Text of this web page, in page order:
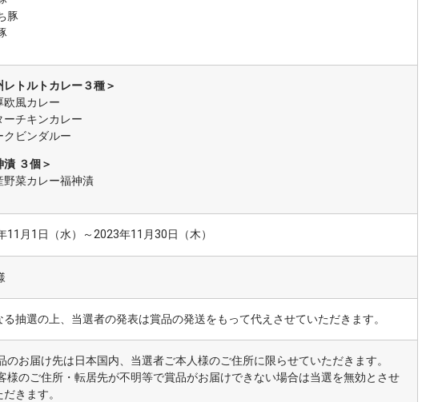
豚
レトルトカレー３種＞
欧風カレー
ーチキンカレー
クビンダルー
漬 ３個＞
野菜カレー福神漬
11 月 1 日（水）～2023年11月30日（木）
る抽選の上、当選者の発表は賞品の発送をもって代えさせていただきます。
のお届け先は日本国内、当選者ご本人様のご住所に限らせていただきます。
様のご住所・転居先が不明等で賞品がお届けできない場合は当選を無効とさせ
きます。